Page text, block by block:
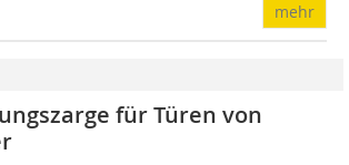
mehr
für Türen von